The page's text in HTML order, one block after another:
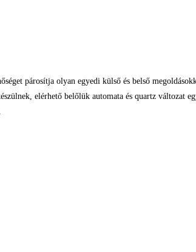
párosítja olyan egyedi külső és belső
elérhető belőlük automata és quartz változat